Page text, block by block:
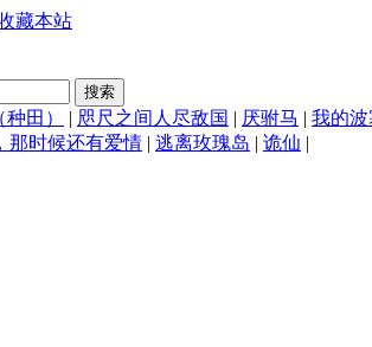
藏本站
搜索
田） | 咫尺之间人尽敌国 | 厌驸马 | 我的
那时候还有爱情 | 逃离玫瑰岛 | 诡仙 |